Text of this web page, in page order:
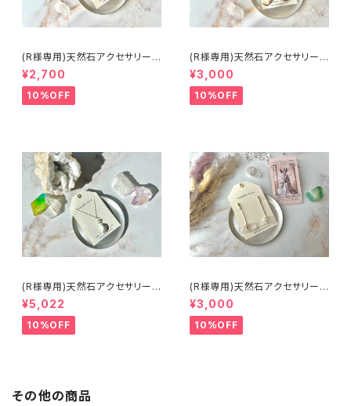
(R様専用)天然石アクセサリー/
ピアス/ヒーリング入
¥2,700
10%OFF
(R様専用)天然石アクセサリー/
ピアス/ヒーリング入
¥3,000
10%OFF
(R様専用)天然石アクセサリー/
ネックレス/ヒーリング入
¥5,022
10%OFF
(R様専用)天然石アクセサリー/
イヤリング/ヒーリング入
¥3,000
10%OFF
その他の商品